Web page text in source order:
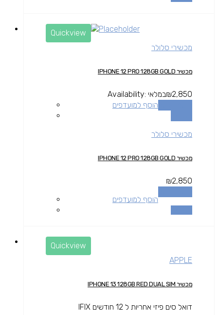
Quickview
מכשירי סלולר
מכשיר IPHONE 12 PRO 128GB GOLD
₪2,850
Availability: במלאי
הוסף למועדפים
מכשירי סלולר
מכשיר IPHONE 12 PRO 128GB GOLD
₪2,850
הוסף למועדפים
Quickview
APPLE
מכשיר IPHONE 13 128GB RED DUAL SIM
דואל סים פיזי אחריות ל 12 חודשים IFIX